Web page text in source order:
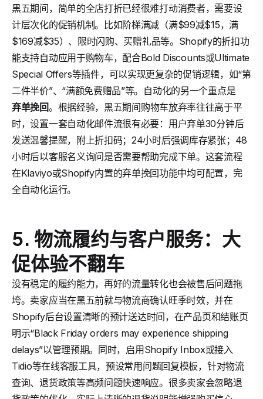
黑五期间，简单的全店打折已经很难打动消费者，需要设
计层次化的促销机制。比如阶梯满减（满$99减$15，满
$169减$35）、限时闪购、买赠礼品等。Shopify的折扣功
能支持自动应用于购物车，配合Bold Discounts或Ultimate
Special Offers等插件，可以实现更复杂的促销逻辑，如“第
二件半价”、“满额免费赠品”等。自动化的另一个重点是
弃单挽回。根据经验，黑五期间购物车放弃率往往高于平
时，设置一套自动化邮件流很有必要：用户弃单30分钟后
发送温馨提醒，附上折扣码；24小时后强调库存紧张；48
小时后以客服名义询问是否需要帮助完成下单。这套流程
在Klaviyo或Shopify内置的弃单挽回功能中均可配置，完
全自动化运行。
5. 物流履约与客户服务：大
促体验不翻车
没有稳定的履约能力，再好的流量转化也会被售后问题拖
垮。卖家应当在黑五前就与物流商确认旺季时效，并在
Shopify后台设置清晰的预计送达时间，在产品页和结账页
明示“Black Friday orders may experience shipping
delays”以管理预期。同时，启用Shopify Inbox或接入
Tidio等在线客服工具，预设常用问题回复模板，针对物流
查询、退货政策等高频问题快速响应。很多卖家会忽略退